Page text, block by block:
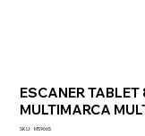
ESCANER TABLET
MULTIMARCA
SKU: SKU
MS906S